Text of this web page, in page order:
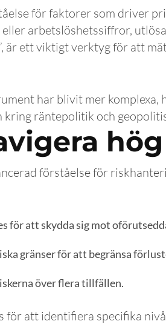
för faktorer som driver
arbetslöshetssiffror,
är ett viktigt verktyg för att
har blivit mer
räntepolitik och
förståelse för
för att skydda sig mot
gränser för att begränsa
över flera tillfällen.
att identifiera specifika